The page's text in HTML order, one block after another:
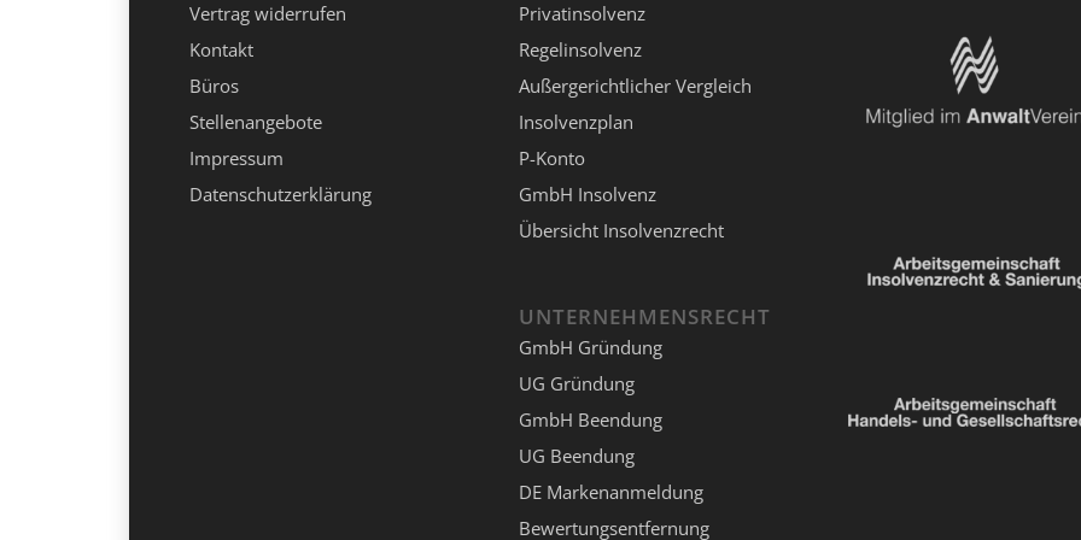
Vertrag widerrufen
Kontakt
Büros
Stellenangebote
Impressum
Datenschutzerklärung
Privatinsolvenz
Regelinsolvenz
Außergerichtlicher Vergleich
Insolvenzplan
P-Konto
GmbH Insolvenz
Übersicht Insolvenzrecht
UNTERNEHMENSRECHT
GmbH Gründung
UG Gründung
GmbH Beendung
UG Beendung
DE Markenanmeldung
Bewertungsentfernung